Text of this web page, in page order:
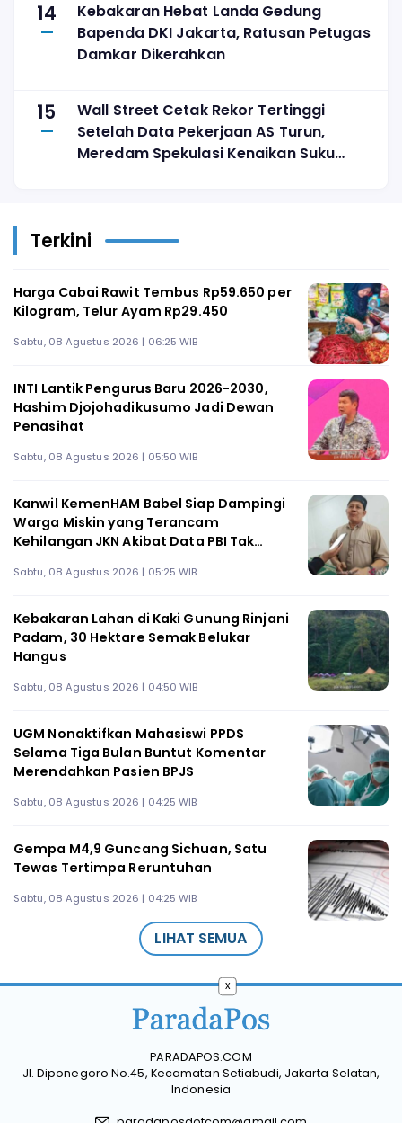
14
Kebakaran Hebat Landa Gedung
Bapenda DKI Jakarta, Ratusan Petugas
Damkar Dikerahkan
15
Wall Street Cetak Rekor Tertinggi
Setelah Data Pekerjaan AS Turun,
Meredam Spekulasi Kenaikan Suku
Terkini
Harga Cabai Rawit Tembus Rp59.650 per
Kilogram, Telur Ayam Rp29.450
Sabtu, 08 Agustus 2026 | 06:25 WIB
INTI Lantik Pengurus Baru 2026-2030,
Hashim Djojohadikusumo Jadi Dewan
Penasihat
Sabtu, 08 Agustus 2026 | 05:50 WIB
Kanwil KemenHAM Babel Siap Dampingi
Warga Miskin yang Terancam
Kehilangan JKN Akibat Data PBI Tak
Sabtu, 08 Agustus 2026 | 05:25 WIB
Kebakaran Lahan di Kaki Gunung Rinjani
Padam, 30 Hektare Semak Belukar
Hangus
Sabtu, 08 Agustus 2026 | 04:50 WIB
UGM Nonaktifkan Mahasiswi PPDS
Selama Tiga Bulan Buntut Komentar
Merendahkan Pasien BPJS
Sabtu, 08 Agustus 2026 | 04:25 WIB
Gempa M4,9 Guncang Sichuan, Satu
Tewas Tertimpa Reruntuhan
Sabtu, 08 Agustus 2026 | 04:25 WIB
LIHAT SEMUA
PARADAPOS.COM
Jl. Diponegoro No.45, Kecamatan Setiabudi, Jakarta Selatan,
Indonesia
x